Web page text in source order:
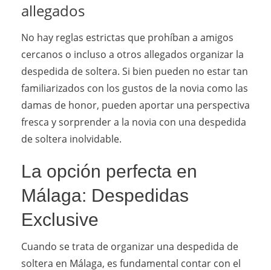
allegados
No hay reglas estrictas que prohíban a amigos
cercanos o incluso a otros allegados organizar la
despedida de soltera. Si bien pueden no estar tan
familiarizados con los gustos de la novia como las
damas de honor, pueden aportar una perspectiva
fresca y sorprender a la novia con una despedida
de soltera inolvidable.
La opción perfecta en
Málaga: Despedidas
Exclusive
Cuando se trata de organizar una despedida de
soltera en Málaga, es fundamental contar con el